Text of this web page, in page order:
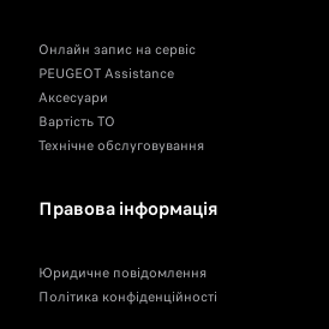
Онлайн запис на сервіс
PEUGEOT Assistance
Аксесуари
Вартість ТО
Технічне обслуговування
Правова інформація
Юридичне повідомлення
Політика конфіденційності